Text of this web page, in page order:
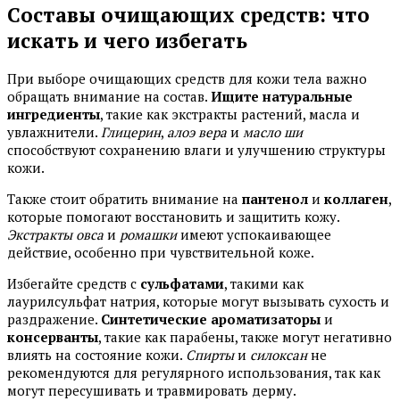
Составы очищающих средств: что
искать и чего избегать
При выборе очищающих средств для кожи тела важно
обращать внимание на состав. Ищите натуральные
ингредиенты, такие как экстракты растений, масла и
увлажнители. Глицерин, алоэ вера и масло ши
способствуют сохранению влаги и улучшению структуры
кожи.
Также стоит обратить внимание на пантенол и коллаген,
которые помогают восстановить и защитить кожу.
Экстракты овса и ромашкиимеют успокаивающее
действие, особенно при чувствительной коже.
Избегайте средств с сульфатами, такими как
лаурилсульфат натрия, которые могут вызывать сухость и
раздражение. Синтетические ароматизаторы и
консерванты, такие как парабены, также могут негативно
влиять на состояние кожи. Спиртыи силоксанне
рекомендуются для регулярного использования, так как
могут пересушивать и травмировать дерму.